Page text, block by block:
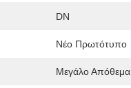
DN
Νέο Πρωτότυπο
Μεγάλο Απόθεμα